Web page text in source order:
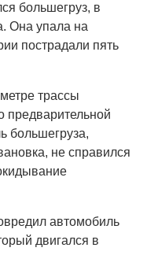
большегруз, в
Она упала на
пострадали пять
трассы
предварительной
большегруза,
не справился
автомобиль
двигался в